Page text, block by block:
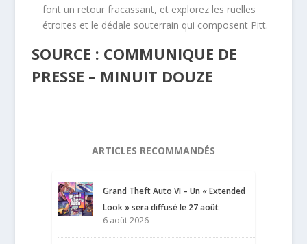
font un retour fracassant, et explorez les ruelles
étroites et le dédale souterrain qui composent Pitt.
SOURCE : COMMUNIQUE DE
PRESSE – MINUIT DOUZE
ARTICLES RECOMMANDÉS
Grand Theft Auto VI – Un « Extended
Look » sera diffusé le 27 août
6 août 2026